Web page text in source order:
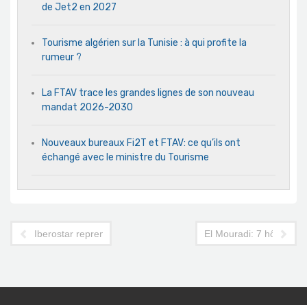
de Jet2 en 2027
Tourisme algérien sur la Tunisie : à qui profite la
rumeur ?
La FTAV trace les grandes lignes de son nouveau
mandat 2026-2030
Nouveaux bureaux Fi2T et FTAV: ce qu’ils ont
échangé avec le ministre du Tourisme
Iberostar reprend du poil de la bête sur la TunisieEl Mouradi: 7 hôtels